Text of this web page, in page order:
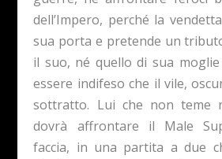
dell’Impero, perché la
sua porta e pretende un
il suo, né quello di sua
essere indifeso che il vile,
sottratto. Lui che non teme
dovrà affrontare il Male
faccia, in una partita a due